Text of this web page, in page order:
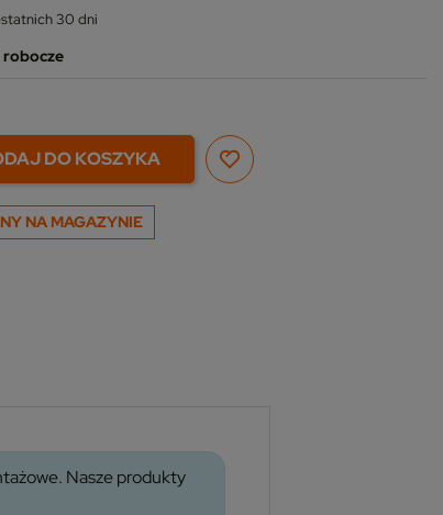
30 dni
robocze
DO KOSZYKA
NA MAGAZYNIE
Nasze produkty